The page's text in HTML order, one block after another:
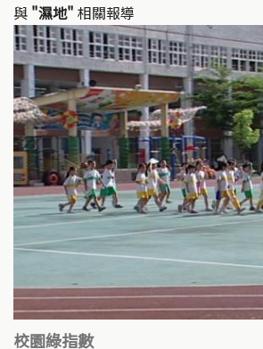
k o
k
與 "濕地" 相關報導
校園綠指數